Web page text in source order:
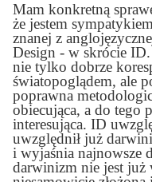
Mam konkretną
że jestem
znanej z
Design - w skrócie
nie tylko dobrze
światopoglądem, ale
poprawna
obiecująca, a do tego
interesująca. ID
uwzględnił już
i wyjaśnia najnowsze
darwinizm nie jest już